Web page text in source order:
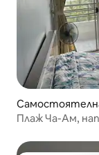
Плаж Ча-Ам,